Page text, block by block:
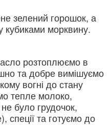
зелений горошок, а
кубиками морквину.
розтоплюємо в
та добре вимішуємо
вогні до стану
тепле молоко,
було грудочок,
спеції та готуємо до